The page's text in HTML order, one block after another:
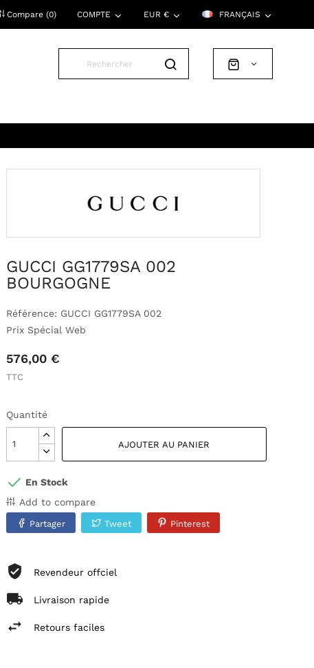
FRANÇAIS
EUR €
COMPTE
Compare (0)
GUCCI GG1779SA 002
BOURGOGNE
Référence: GUCCI GG1779SA 002
Prix Spécial Web
576,00 €
TTC
Quantité
AJOUTER AU PANIER
En Stock
Add to compare
Partager Tweet Pinterest
Revendeur offciel
Livraison rapide
Retours faciles